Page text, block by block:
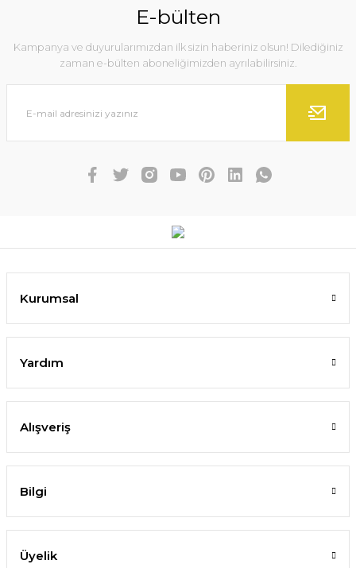
E-bülten
Kampanya ve duyurularımızdan ilk sizin haberiniz olsun! Dilediğiniz
zaman e-bülten aboneliğimizden ayrılabilirsiniz.
Kurumsal
Yardım
Alışveriş
Bilgi
Üyelik